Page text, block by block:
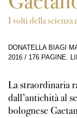
I volti della scienza
DONATELLA BIAGI
2016 / 176 PAGINE.
La straordinaria
dall’antichità al
bolognese